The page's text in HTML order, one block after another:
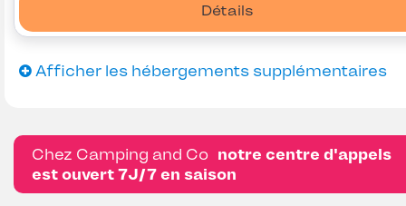
Détails
Afficher les hébergements supplémentaires
Chez Camping and Co notre centre d'appels
est ouvert 7J/7 en saison